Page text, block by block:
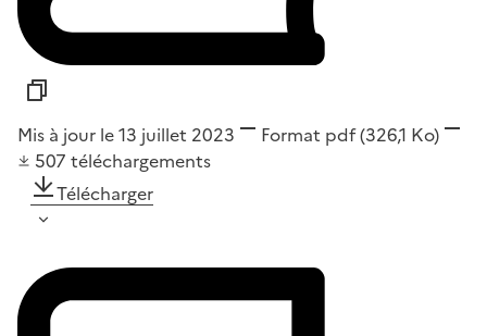
Mis à jour le 13 juillet 2023 Format pdf(326,1 Ko)
507 téléchargements
Télécharger